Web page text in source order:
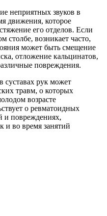
неприятных звуков в
движения, которое
его отделов. Если
столбе, возникает часто,
может быть смещение
отложение кальцинатов,
повреждения.
суставах рук может
травм, о которых
возрасте
о ревматоидных
и повреждениях,
и во время занятий